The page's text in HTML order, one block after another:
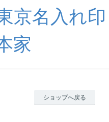
京名入れ印
家
ショップへ戻る